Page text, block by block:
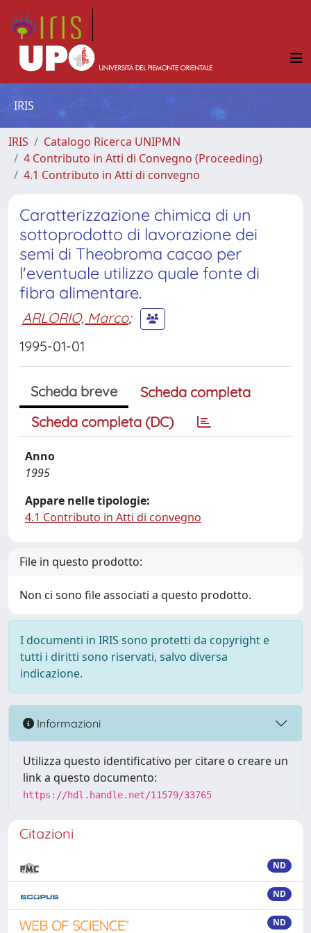
IRIS
IRIS
Catalogo Ricerca UNIPMN
4 Contributo in Atti di Convegno (Proceeding)
4.1 Contributo in Atti di convegno
Caratterizzazione chimica di un
sottoprodotto di lavorazione dei
semi di Theobroma cacao per
l'eventuale utilizzo quale fonte di
fibra alimentare.
ARLORIO, Marco;
1995-01-01
Scheda breve
Scheda completa
Scheda completa (DC)
Anno
1995
Appare nelle tipologie:
4.1 Contributo in Atti di convegno
File in questo prodotto:
Non ci sono file associati a questo prodotto.
I documenti in IRIS sono protetti da copyright e
tutti i diritti sono riservati, salvo diversa
indicazione.
Informazioni
Utilizza questo identificativo per citare o creare un
link a questo documento:
https://hdl.handle.net/11579/33765
Citazioni
ND
ND
ND